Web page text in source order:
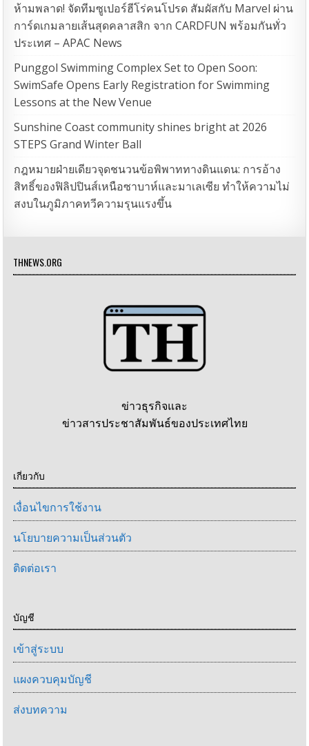
ห้ามพลาด! จัดทีมซูเปอร์ฮีโร่คนโปรด สัมผัสกับ Marvel ผ่าน
การ์ดเกมลายเส้นสุดคลาสสิก จาก CARDFUN พร้อมกันทั่ว
ประเทศ – APAC News
Punggol Swimming Complex Set to Open Soon:
SwimSafe Opens Early Registration for Swimming
Lessons at the New Venue
Sunshine Coast community shines bright at 2026
STEPS Grand Winter Ball
กฎหมายฝ่ายเดียวจุดชนวนข้อพิพาททางดินแดน: การอ้าง
สิทธิ์ของฟิลิปปินส์เหนือซาบาห์และมาเลเซีย ทำให้ความไม่
สงบในภูมิภาคทวีความรุนแรงขึ้น
THNEWS.ORG
ข่าวธุรกิจและ
ข่าวสารประชาสัมพันธ์ของประเทศไทย
เกี่ยวกับ
เงื่อนไขการใช้งาน
นโยบายความเป็นส่วนตัว
ติดต่อเรา
บัญชี
เข้าสู่ระบบ
แผงควบคุมบัญชี
ส่งบทความ